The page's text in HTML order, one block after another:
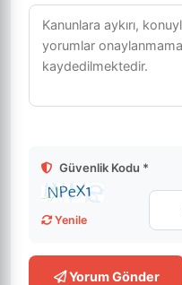
Güvenlik Kodu *
Yenile
Yorum Gönder